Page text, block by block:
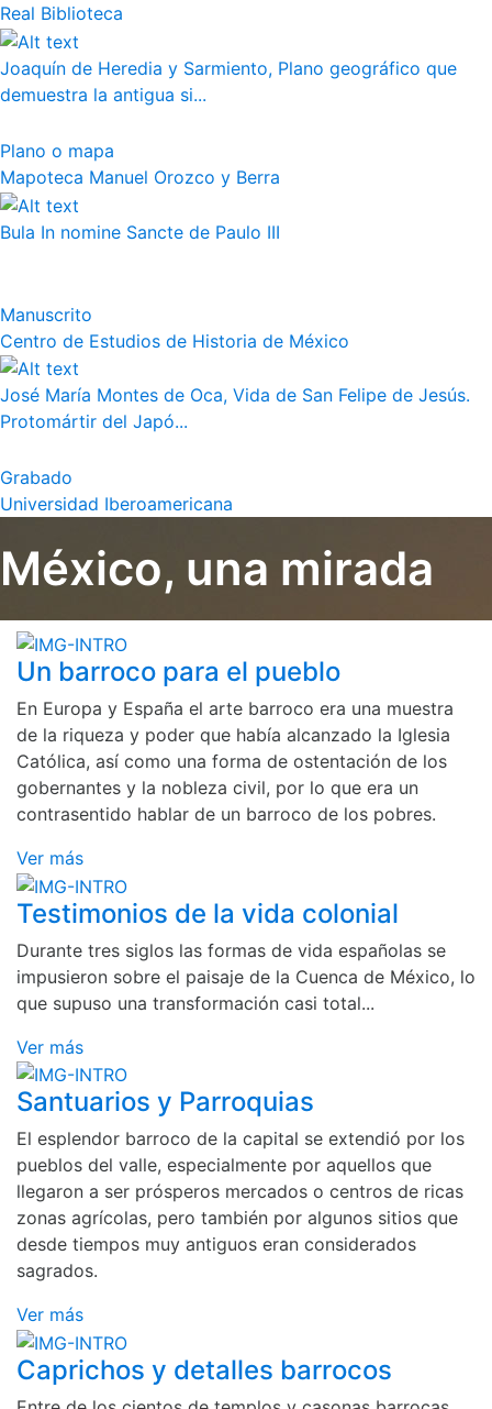
Real Biblioteca
Joaquín de Heredia y Sarmiento, Plano geográfico que
demuestra la antigua si...
Plano o mapa
Mapoteca Manuel Orozco y Berra
Bula In nomine Sancte de Paulo III
Manuscrito
Centro de Estudios de Historia de México
José María Montes de Oca, Vida de San Felipe de Jesús.
Protomártir del Japó...
Grabado
Universidad Iberoamericana
México, una mirada
Un barroco para el pueblo
En Europa y España el arte barroco era una muestra
de la riqueza y poder que había alcanzado la Iglesia
Católica, así como una forma de ostentación de los
gobernantes y la nobleza civil, por lo que era un
contrasentido hablar de un barroco de los pobres.
Ver más
Testimonios de la vida colonial
Durante tres siglos las formas de vida españolas se
impusieron sobre el paisaje de la Cuenca de México, lo
que supuso una transformación casi total...
Ver más
Santuarios y Parroquias
El esplendor barroco de la capital se extendió por los
pueblos del valle, especialmente por aquellos que
llegaron a ser prósperos mercados o centros de ricas
zonas agrícolas, pero también por algunos sitios que
desde tiempos muy antiguos eran considerados
sagrados.
Ver más
Caprichos y detalles barrocos